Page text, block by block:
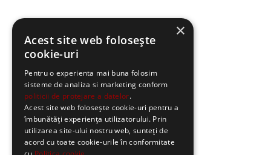
×
Acest site web folosește
cookie-uri
Pentru o experienta mai buna folosim
sisteme de analiza si marketing conform
politicii de protejare a datelor.
Acest site web folosește cookie-uri pentru a
îmbunătăți experiența utilizatorului. Prin
utilizarea site-ului nostru web, sunteți de
acord cu toate cookie-urile în conformitate